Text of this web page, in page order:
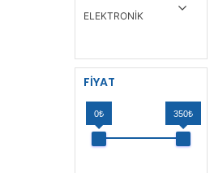
ELEKTRONİK
FIYAT
0₺ 350₺